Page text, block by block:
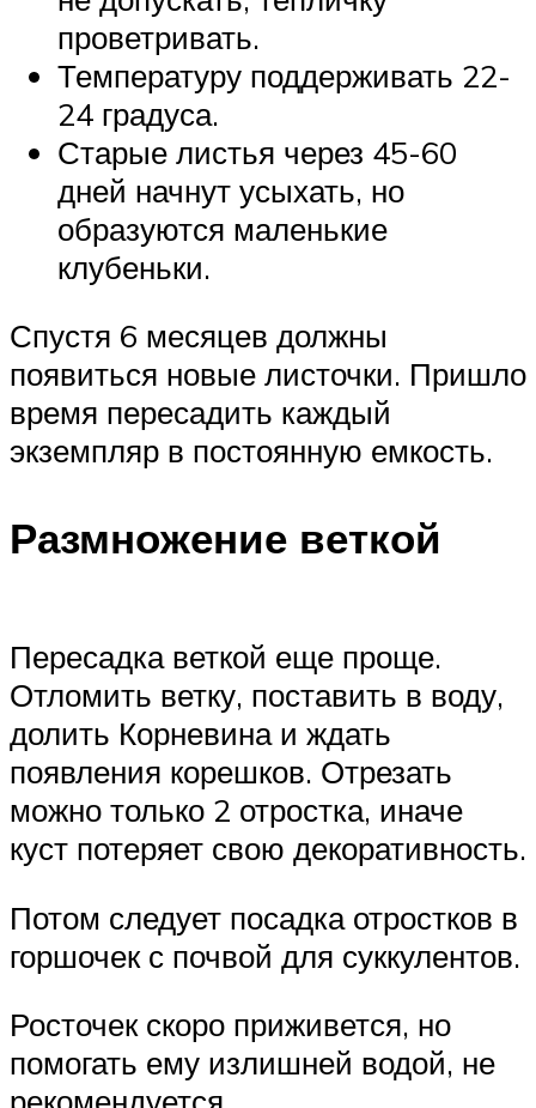
проветривать.
Температуру поддерживать 22-
24 градуса.
Старые листья через 45-60
дней начнут усыхать, но
образуются маленькие
клубеньки.
Спустя 6 месяцев должны
появиться новые листочки. Пришло
время пересадить каждый
экземпляр в постоянную емкость.
Размножение веткой
Пересадка веткой еще проще.
Отломить ветку, поставить в воду,
долить Корневина и ждать
появления корешков. Отрезать
можно только 2 отростка, иначе
куст потеряет свою декоративность.
Потом следует посадка отростков в
горшочек с почвой для суккулентов.
Росточек скоро приживется, но
помогать ему излишней водой, не